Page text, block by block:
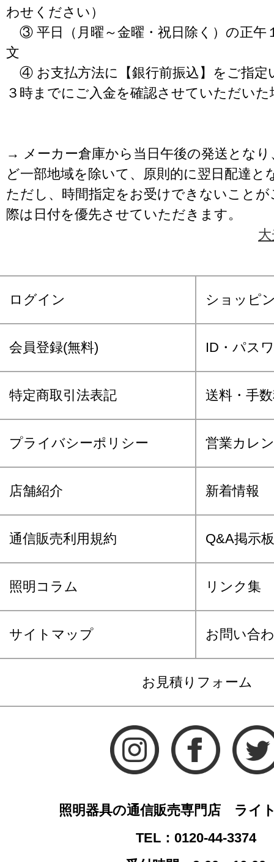
わせください）
③ 平日（月曜～金曜・祝日除く）の正午
文
④ お支払方法に【銀行前振込】をご指定
３時までにご入金を確認させていただいた
→ メーカー倉庫から当日午後の発送となり
ど一部地域を除いて、原則的に翌日配達と
ただし、時間指定をお受けできないこと
際は日付を優先させていただきます。
ログイン ショッピ
会員登録(無料) ID・パス
特定商取引法表記 送料・手
プライバシーポリシー 営業カレ
店舗紹介 新着情報
通信販売利用規約 Q&A掲示板
照明コラム リンク集
サイトマップ お問い合
お見積りフォーム
照明器具の通信販売専門店 ライ
TEL：0120-44-3374